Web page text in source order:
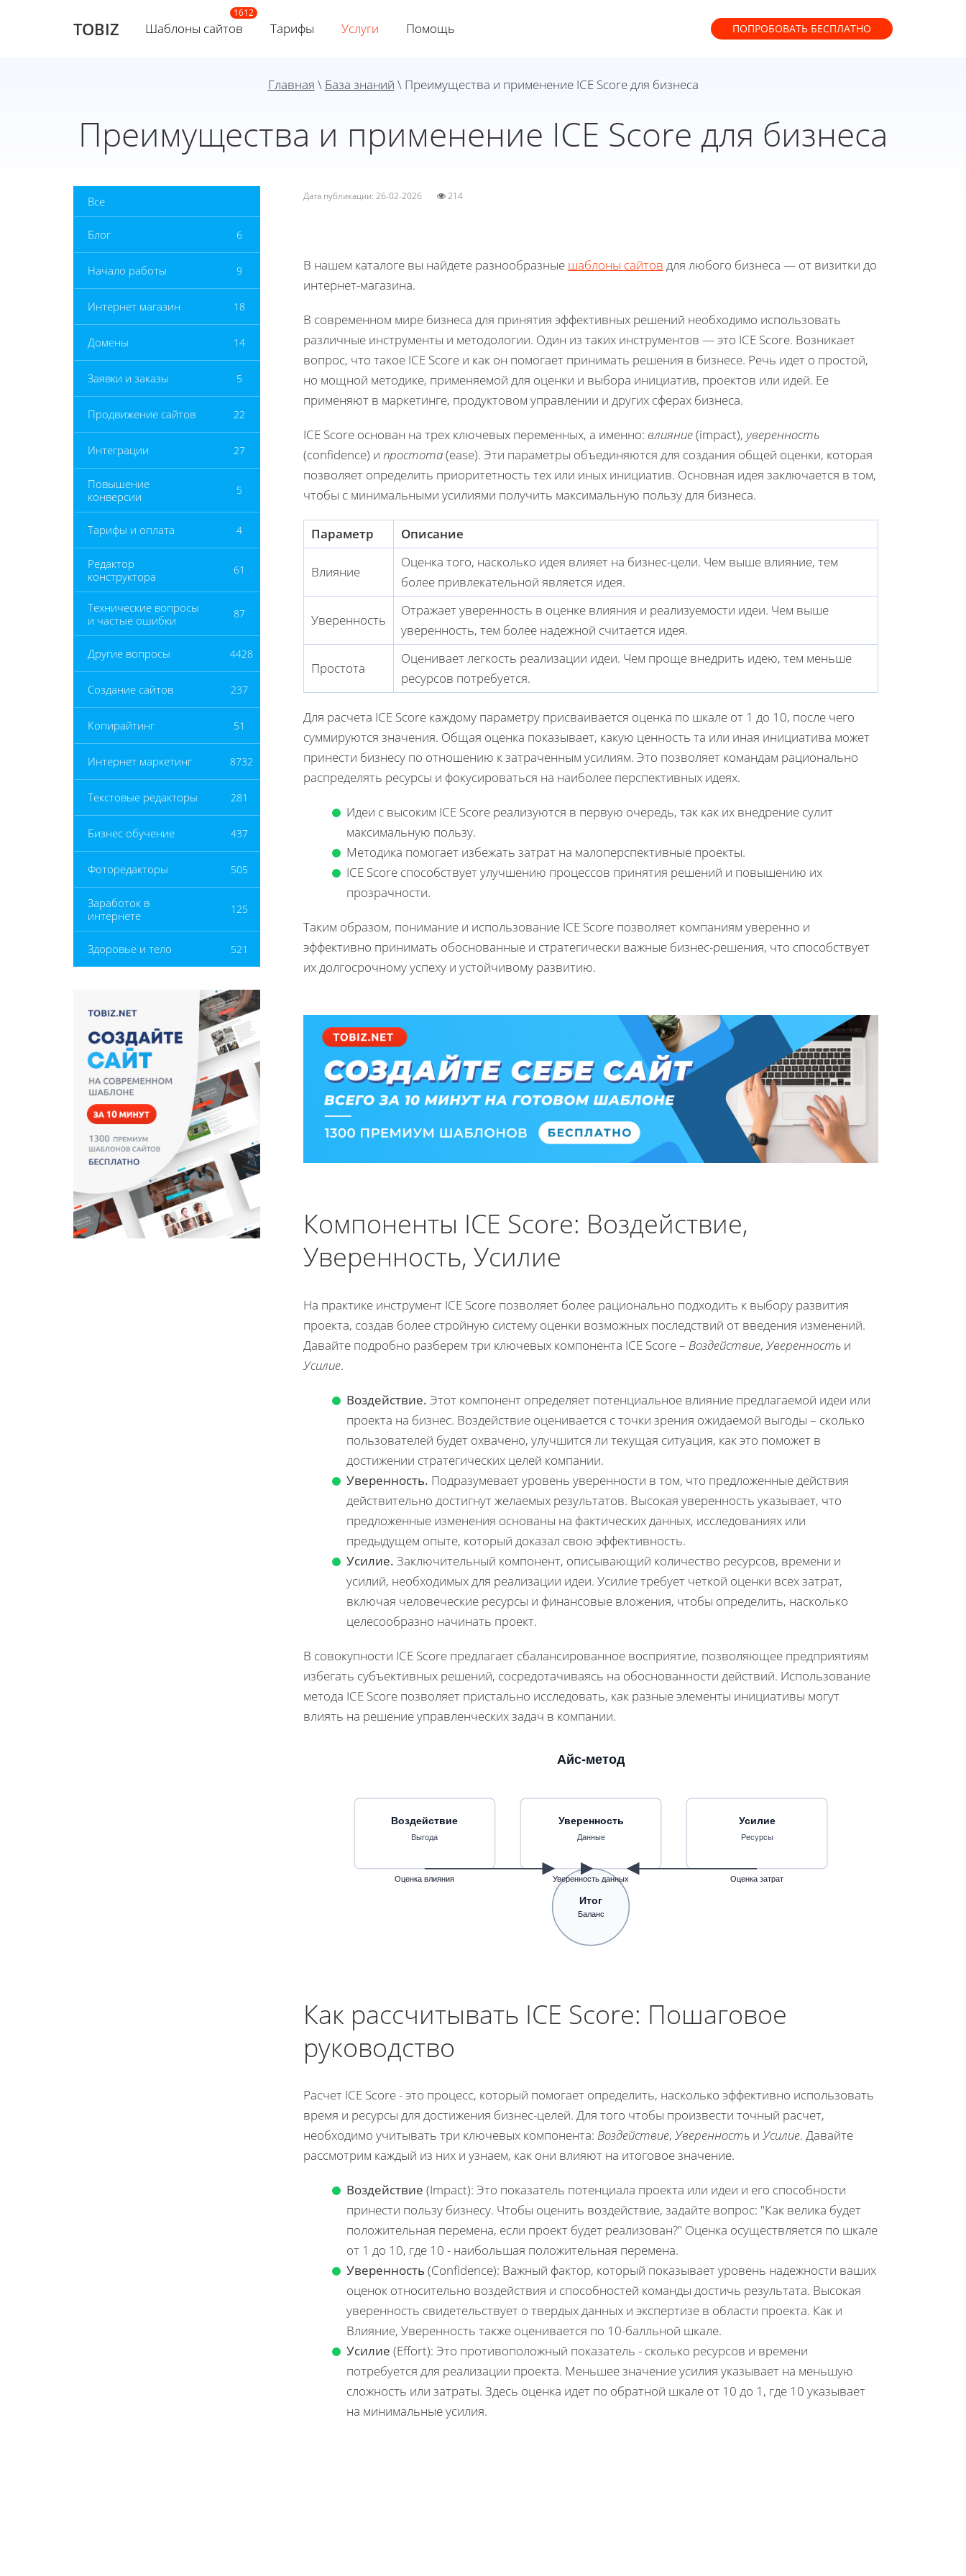
TOBIZ Шаблоны сайтов Тарифы Услуги Помощь ПОПРОБОВАТЬ БЕСПЛАТНО
Главная \ База знаний \ Преимущества и применение ICE Score для бизнеса
Преимущества и применение ICE Score для бизнеса
Все
Блог 6
Начало работы 9
Интернет магазин 18
Домены 14
Заявки и заказы 5
Продвижение сайтов 22
Интеграции 27
Повышение
конверсии
5
Тарифы и оплата 4
Редактор
конструктора
61
Технические вопросы
и частые ошибки
87
Другие вопросы 4428
Создание сайтов 237
Копирайтинг 51
Интернет маркетинг 8732
Текстовые редакторы 281
Бизнес обучение 437
Фоторедакторы 505
Заработок в
интернете
125
Здоровье и тело 521
Дата публикации: 26-02-2026 214
В нашем каталоге вы найдете разнообразные шаблоны сайтов для любого бизнеса — от визитки до
интернет-магазина.
В современном мире бизнеса для принятия эффективных решений необходимо использовать
различные инструменты и методологии. Один из таких инструментов — это ICE Score. Возникает
вопрос, что такое ICE Score и как он помогает принимать решения в бизнесе. Речь идет о простой,
но мощной методике, применяемой для оценки и выбора инициатив, проектов или идей. Ее
применяют в маркетинге, продуктовом управлении и других сферах бизнеса.
ICE Score основан на трех ключевых переменных, а именно: влияние(impact), уверенность
(confidence) и простота(ease). Эти параметры объединяются для создания общей оценки, которая
позволяет определить приоритетность тех или иных инициатив. Основная идея заключается в том,
чтобы с минимальными усилиями получить максимальную пользу для бизнеса.
Параметр Описание
Влияние
Оценка того, насколько идея влияет на бизнес-цели. Чем выше влияние, тем
более привлекательной является идея.
Уверенность
Отражает уверенность в оценке влияния и реализуемости идеи. Чем выше
уверенность, тем более надежной считается идея.
Простота
Оценивает легкость реализации идеи. Чем проще внедрить идею, тем меньше
ресурсов потребуется.
Для расчета ICE Score каждому параметру присваивается оценка по шкале от 1 до 10, после чего
суммируются значения. Общая оценка показывает, какую ценность та или иная инициатива может
принести бизнесу по отношению к затраченным усилиям. Это позволяет командам рационально
распределять ресурсы и фокусироваться на наиболее перспективных идеях.
Идеи с высоким ICE Score реализуются в первую очередь, так как их внедрение сулит
максимальную пользу.
Методика помогает избежать затрат на малоперспективные проекты.
ICE Score способствует улучшению процессов принятия решений и повышению их
прозрачности.
Таким образом, понимание и использование ICE Score позволяет компаниям уверенно и
эффективно принимать обоснованные и стратегически важные бизнес-решения, что способствует
их долгосрочному успеху и устойчивому развитию.
Компоненты ICE Score: Воздействие,
Уверенность, Усилие
На практике инструмент ICE Score позволяет более рационально подходить к выбору развития
проекта, создав более стройную систему оценки возможных последствий от введения изменений.
Давайте подробно разберем три ключевых компонента ICE Score – Воздействие,Уверенность и
Усилие.
Воздействие. Этот компонент определяет потенциальное влияние предлагаемой идеи или
проекта на бизнес. Воздействие оценивается с точки зрения ожидаемой выгоды – сколько
пользователей будет охвачено, улучшится ли текущая ситуация, как это поможет в
достижении стратегических целей компании.
Уверенность. Подразумевает уровень уверенности в том, что предложенные действия
действительно достигнут желаемых результатов. Высокая уверенность указывает, что
предложенные изменения основаны на фактических данных, исследованиях или
предыдущем опыте, который доказал свою эффективность.
Усилие. Заключительный компонент, описывающий количество ресурсов, времени и
усилий, необходимых для реализации идеи. Усилие требует четкой оценки всех затрат,
включая человеческие ресурсы и финансовые вложения, чтобы определить, насколько
целесообразно начинать проект.
В совокупности ICE Score предлагает сбалансированное восприятие, позволяющее предприятиям
избегать субъективных решений, сосредотачиваясь на обоснованности действий. Использование
метода ICE Score позволяет пристально исследовать, как разные элементы инициативы могут
влиять на решение управленческих задач в компании.
Айс-метод
Воздействие
Выгода
Уверенность
Данные
Усилие
Ресурсы
Итог
Баланс
Оценка влияния Уверенность данных Оценка затрат
Как рассчитывать ICE Score: Пошаговое
руководство
Расчет ICE Score - это процесс, который помогает определить, насколько эффективно использовать
время и ресурсы для достижения бизнес-целей. Для того чтобы произвести точный расчет,
необходимо учитывать три ключевых компонента: Воздействие,Уверенность иУсилие. Давайте
рассмотрим каждый из них и узнаем, как они влияют на итоговое значение.
Воздействие (Impact): Это показатель потенциала проекта или идеи и его способности
принести пользу бизнесу. Чтобы оценить воздействие, задайте вопрос: "Как велика будет
положительная перемена, если проект будет реализован?" Оценка осуществляется по шкале
от 1 до 10, где 10 - наибольшая положительная перемена.
Уверенность (Confidence): Важный фактор, который показывает уровень надежности ваших
оценок относительно воздействия и способностей команды достичь результата. Высокая
уверенность свидетельствует о твердых данных и экспертизе в области проекта. Как и
Влияние, Уверенность также оценивается по 10-балльной шкале.
Усилие (Effort): Это противоположный показатель - сколько ресурсов и времени
потребуется для реализации проекта. Меньшее значение усилия указывает на меньшую
сложность или затраты. Здесь оценка идет по обратной шкале от 10 до 1, где 10 указывает
на минимальные усилия.